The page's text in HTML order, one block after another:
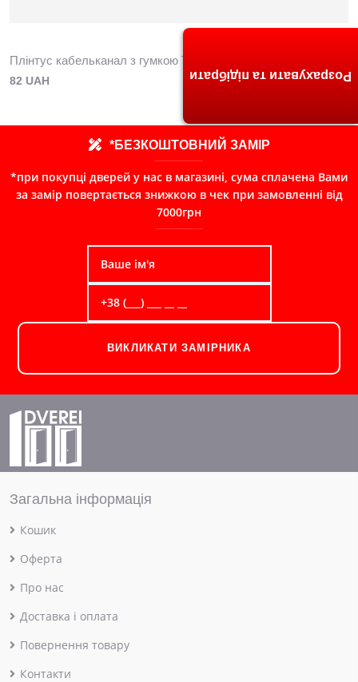
Плінтус кабельканал з гумкою ТИС 2,5м (дуб морган)
82 UAH
*БЕЗКОШТОВНИЙ ЗАМІР
*при покупці дверей у нас в магазині, сума сплачена Вами
за замір повертається знижкою в чек при замовленні від
7000грн
ВИКЛИКАТИ ЗАМІРНИКА
Загальна інформація
Кошик
Оферта
Про нас
Доставка і оплата
Повернення товару
Контакти
Розрахувати та підібрати